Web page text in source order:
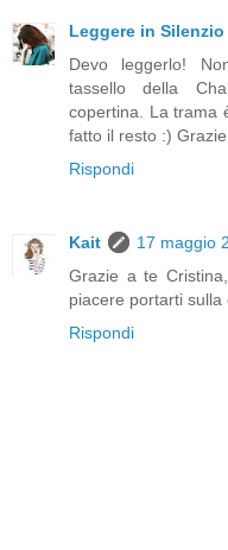
Leggere in Silenzio
Devo leggerlo!
tassello della
copertina. La trama
fatto il resto :)
Rispondi
Kait
17 maggio
Grazie a te
piacere portarti sulla
Rispondi